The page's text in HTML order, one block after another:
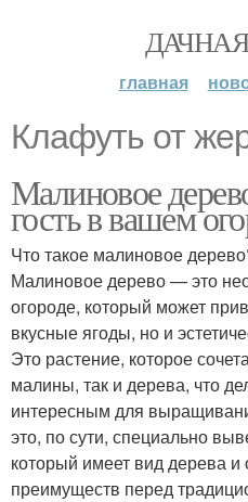
главная
Клафуть от
Малиновое
гость в вашем
Что такое малиновое
Малиновое дерево — это
огороде, который может
вкусные ягоды, но и
Это растение, которое
малины, так и дерева, что
интересным для
это, по сути, специально
который имеет вид дерева и
преимуществ перед